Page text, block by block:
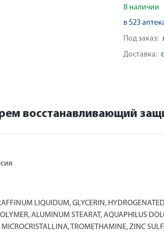
В наличии
в 523
Под заказ:
Доставка:
восстанавливающий
LIQUIDUM, GLYCERIN,
ALUMINUM STEARAT, AQUAPHILUS
TROMETHAMINE, ZINC